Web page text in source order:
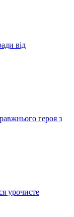
від
героя з
урочисте